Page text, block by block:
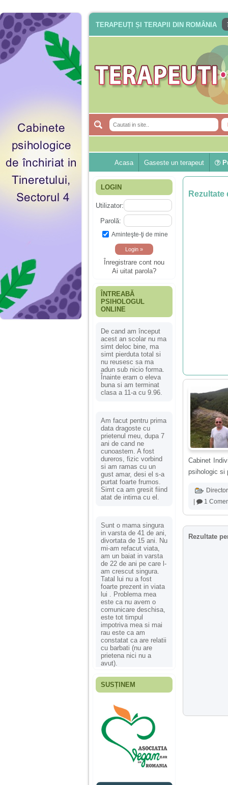
TERAPEUȚI ȘI TERAPII DIN ROMÂNIA
Acasa Gaseste un terapeut
LOGIN
Utilizator:
Parolă:
Aminteşte-ţi de mine
Înregistrare cont nou
Ai uitat parola?
ÎNTREABĂ
PSIHOLOGUL
ONLINE
De cand am început
acest an scolar nu ma
simt deloc bine, ma
simt pierduta total si
nu reusesc sa ma
adun sub nicio forma.
Înainte eram o eleva
buna si am terminat
clasa a 11-a cu 9.96.
Am facut pentru prima
data dragoste cu
prietenul meu, dupa 7
ani de cand ne
cunoastem. A fost
dureros, fizic vorbind
si am ramas cu un
gust amar, desi el s-a
purtat foarte frumos.
Simt ca am gresit fiind
atat de intima cu el.
Sunt o mama singura
in varsta de 41 de ani,
divortata de 15 ani. Nu
mi-am refacut viata,
am un baiat in varsta
de 22 de ani pe care l-
am crescut singura.
Tatal lui nu a fost
foarte prezent in viata
lui . Problema mea
este ca nu avem o
comunicare deschisa,
este tot timpul
impotriva mea si mai
rau este ca am
constatat ca are relatii
cu barbati (nu are
prietena nici nu a
avut).
Fiica mea s-a nascut
ani, privind in urma
realizez cat de multe
greseli am facut in
educatia si cresterea
ei, am fost o mama
egoista, preocupata
de implinirea
profesionala, cand ea
era mica am neglijat-
agresiva, orice
SUSȚINEM
Rezultate
Cabinet
psihologic si
1
Rezultate